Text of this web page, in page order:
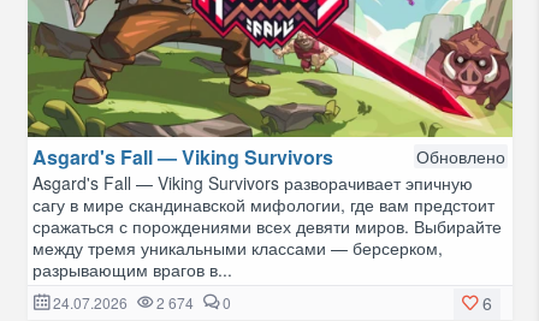
Asgard's Fall — Viking Survivors
Обновлено
Asgard's Fall — Viking Survivors разворачивает эпичную
сагу в мире скандинавской мифологии, где вам предстоит
сражаться с порождениями всех девяти миров. Выбирайте
между тремя уникальными классами — берсерком,
разрывающим врагов в...
6
24.07.2026 2 674 0